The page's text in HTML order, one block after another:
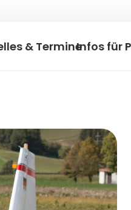
& TermineInfos für